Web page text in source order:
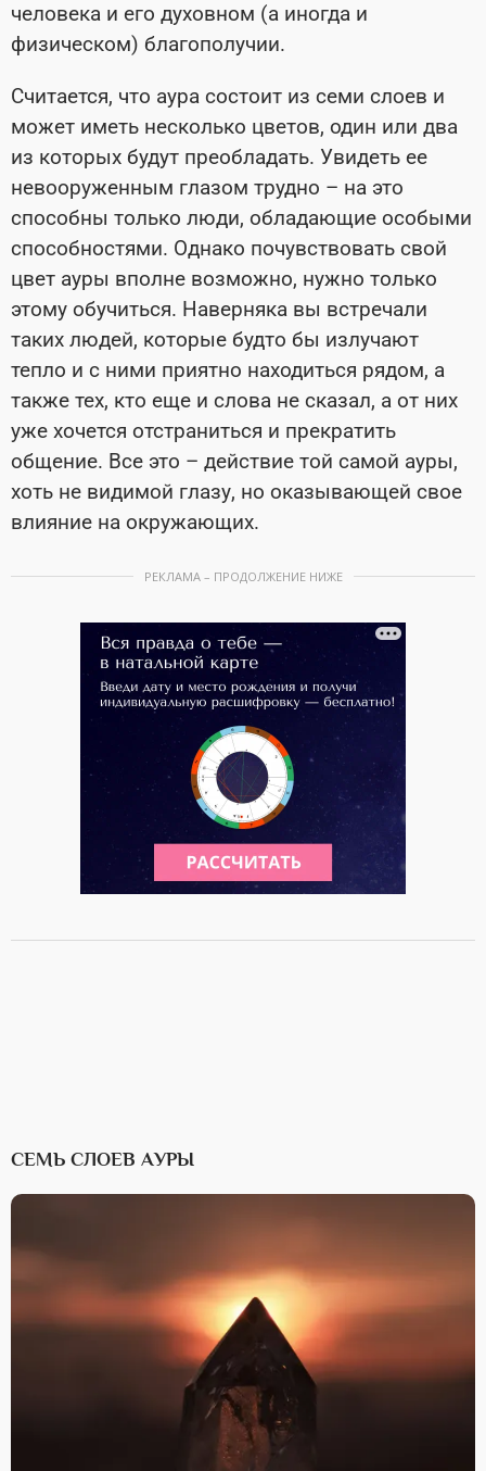
человека и его духовном (а иногда и
физическом) благополучии.
Считается, что аура состоит из семи слоев и
может иметь несколько цветов, один или два
из которых будут преобладать. Увидеть ее
невооруженным глазом трудно – на это
способны только люди, обладающие особыми
способностями. Однако почувствовать свой
цвет ауры вполне возможно, нужно только
этому обучиться. Наверняка вы встречали
таких людей, которые будто бы излучают
тепло и с ними приятно находиться рядом, а
также тех, кто еще и слова не сказал, а от них
уже хочется отстраниться и прекратить
общение. Все это – действие той самой ауры,
хоть не видимой глазу, но оказывающей свое
влияние на окружающих.
РЕКЛАМА – ПРОДОЛЖЕНИЕ НИЖЕ
СЕМЬ СЛОЕВ АУРЫ